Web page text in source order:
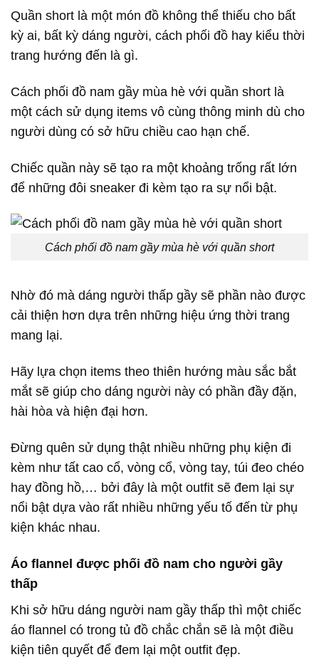
Quần short là một món đồ không thể thiếu cho bất
kỳ ai, bất kỳ dáng người, cách phối đồ hay kiểu thời
trang hướng đến là gì.
Cách phối đồ nam gầy mùa hè với quần short là
một cách sử dụng items vô cùng thông minh dù cho
người dùng có sở hữu chiều cao hạn chế.
Chiếc quần này sẽ tạo ra một khoảng trống rất lớn
để những đôi sneaker đi kèm tạo ra sự nổi bật.
Cách phối đồ nam gầy mùa hè với quần short
Nhờ đó mà dáng người thấp gầy sẽ phần nào được
cải thiện hơn dựa trên những hiệu ứng thời trang
mang lại.
Hãy lựa chọn items theo thiên hướng màu sắc bắt
mắt sẽ giúp cho dáng người này có phần đầy đặn,
hài hòa và hiện đại hơn.
Đừng quên sử dụng thật nhiều những phụ kiện đi
kèm như tất cao cổ, vòng cổ, vòng tay, túi đeo chéo
hay đồng hồ,… bởi đây là một outfit sẽ đem lại sự
nổi bật dựa vào rất nhiều những yếu tố đến từ phụ
kiện khác nhau.
Áo flannel được phối đồ nam cho người gầy
thấp
Khi sở hữu dáng người nam gầy thấp thì một chiếc
áo flannel có trong tủ đồ chắc chắn sẽ là một điều
kiện tiên quyết để đem lại một outfit đẹp.